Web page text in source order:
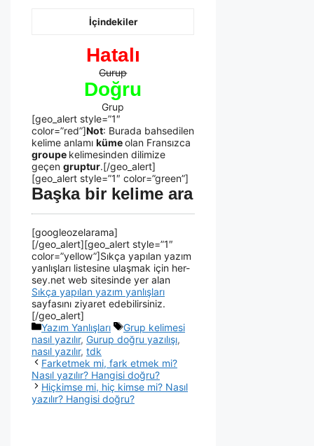
İçindekiler
Hatalı
Gurup
Doğru
Grup
[geo_alert style=”1″
color=”red”]Not: Burada bahsedilen
kelime anlamı kümeolan Fransızca
groupe kelimesinden dilimize
geçen gruptur.[/geo_alert]
[geo_alert style=”1″ color=”green”]
Başka bir kelime ara
[googleozelarama]
[/geo_alert][geo_alert style=”1″
color=”yellow”]Sıkça yapılan yazım
yanlışları listesine ulaşmak için her-
sey.net web sitesinde yer alan
Sıkça yapılan yazım yanlışları
sayfasını ziyaret edebilirsiniz.
[/geo_alert]
Yazım Yanlışları
Grup kelimesi
nasıl yazılır, Gurup doğru yazılışı,
nasıl yazılır, tdk
Farketmek mi, fark etmek mi?
Nasıl yazılır? Hangisi doğru?
Hiçkimse mi, hiç kimse mi? Nasıl
yazılır? Hangisi doğru?